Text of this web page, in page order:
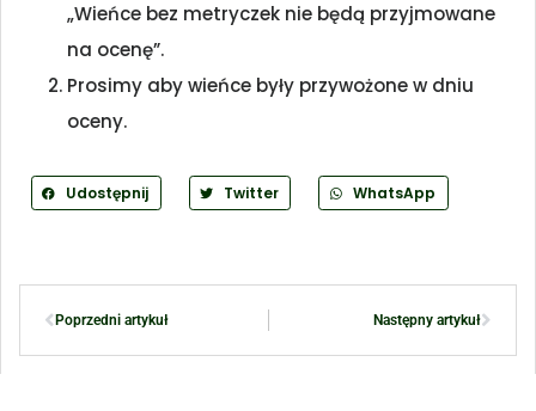
„Wieńce bez metryczek nie będą przyjmowane
na ocenę”.
Prosimy aby wieńce były przywożone w dniu
oceny.
Udostępnij Twitter WhatsApp
Poprzedni artykuł Następny artykuł